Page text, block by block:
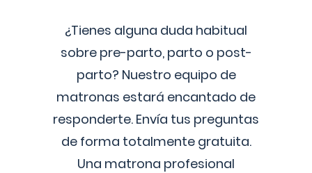
¿Tienes alguna duda habitual
sobre pre-parto, parto o post-
parto? Nuestro equipo de
matronas estará encantado de
responderte. Envía tus preguntas
de forma totalmente gratuita.
Una matrona profesional